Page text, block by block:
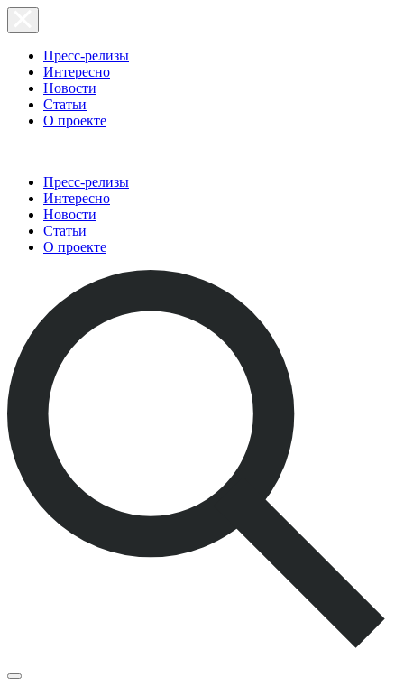
Пресс-релизы
Интересно
Новости
Статьи
О проекте
Пресс-релизы
Интересно
Новости
Статьи
О проекте